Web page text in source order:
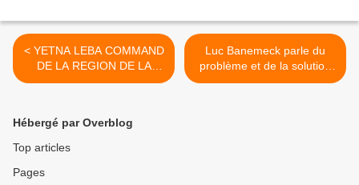
< YETNA LEBA COMMAND
DE LA REGION DE LA
SANAGA MARITIME
DU KAMERUN
Luc Banemeck parle du
problème et de la solution
pour le Cameroun à
Hébergé par Overblog
Top articles
Pages